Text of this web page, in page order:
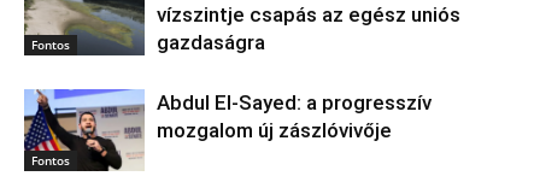
Fontos
vízszintje csapás az egész uniós
gazdaságra
Fontos
Abdul El‑Sayed: a progresszív
mozgalom új zászlóvivője